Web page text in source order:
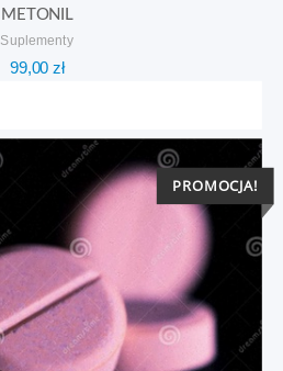
METONIL
Suplementy
99,00zł
PROMOCJA!